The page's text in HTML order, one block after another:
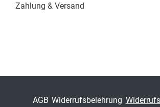
ISBN
Michael
Zahlung & Versand
AGB Widerrufsbelehrung